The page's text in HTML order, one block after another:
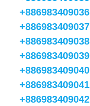
+886983409036
+886983409037
+886983409038
+886983409039
+886983409040
+886983409041
+886983409042